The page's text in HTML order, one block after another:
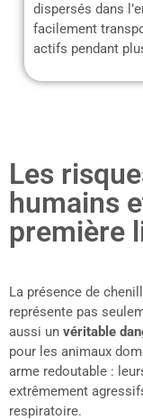
dispersés dans
facilement
actifs pendant
Les
humains
première
La présence de
représente pas
aussi un véritable
pour les animaux
arme redoutable :
extrêmement
respiratoire.